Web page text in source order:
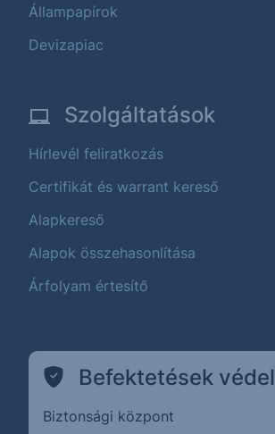
Állampapírok
Devizapiac
Szolgáltatások
Hírlevél feliratkozás
Certifikát és warrant kereső
Alapkereső
Alapok összehasonlítása
Árfolyam értesítő
Befektetések
Biztonsági központ